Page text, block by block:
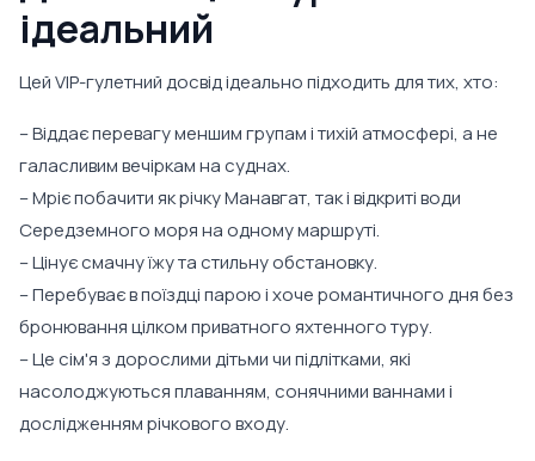
ідеальний
Цей VIP-гулетний досвід ідеально підходить для тих, хто:
– Віддає перевагу меншим групам і тихій атмосфері, а не
галасливим вечіркам на суднах.
– Мріє побачити як річку Манавгат, так і відкриті води
Середземного моря на одному маршруті.
– Цінує смачну їжу та стильну обстановку.
– Перебуває в поїздці парою і хоче романтичного дня без
бронювання цілком приватного яхтенного туру.
– Це сім'я з дорослими дітьми чи підлітками, які
насолоджуються плаванням, сонячними ваннами і
дослідженням річкового входу.